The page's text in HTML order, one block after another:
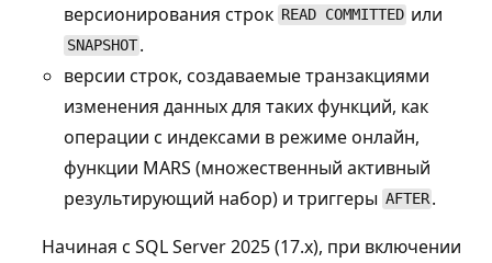
версионирования строк READ COMMITTED или
SNAPSHOT .
версии строк, создаваемые транзакциями
изменения данных для таких функций, как
операции с индексами в режиме онлайн,
функции MARS (множественный активный
результирующий набор) и триггеры AFTER .
Начиная с SQL Server 2025 (17.x), при включении